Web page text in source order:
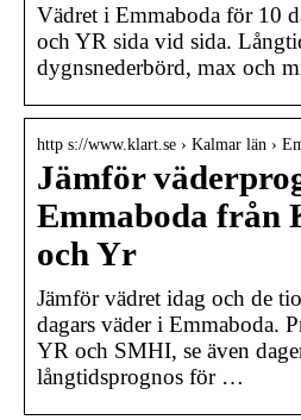
Vädret i Emmaboda för 10
och YR sida vid sida.
dygnsnederbörd, max och
http s://www.klart.se › Kalmar län ›
Jämför
Emmaboda från
och Yr
Jämför vädret idag och de
dagars väder i Emmaboda.
YR och SMHI, se även
långtidsprognos för …